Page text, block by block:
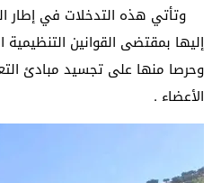
وتأتي هذه التدخلات في إطار
إليها بمقتضى القوانين التنظيمية
وحرصا منها على تجسيد مبادئ
الأعضاء .